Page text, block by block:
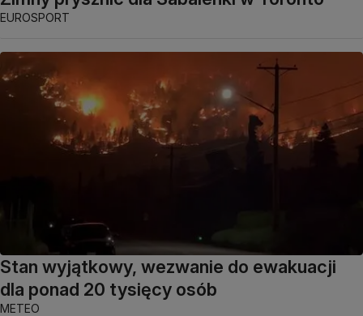
EUROSPORT
Stan wyjątkowy, wezwanie do ewakuacji
dla ponad 20 tysięcy osób
METEO